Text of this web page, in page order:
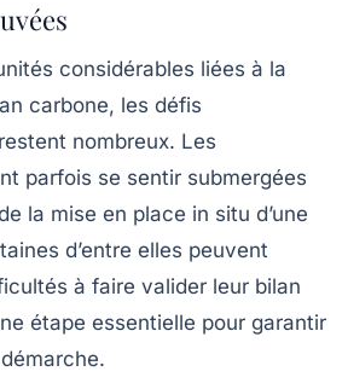
considérables liées à la
carbone, les défis
nombreux. Les
parfois se sentir submergées
la mise en place in situ d’une
d’entre elles peuvent
à faire valider leur bilan
étape essentielle pour garantir